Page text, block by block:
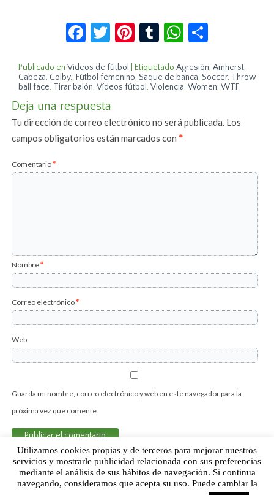
Facebook
Twitter
Pinterest
TumblrWhatsApp
Publicado en Vídeos de fútbol Etiquetado Agresión,Amherst,
Cabeza, Colby., Fútbol femenino, Saque de banca, Soccer, Throw
ball face, Tirar balón,Vídeos fútbol,Violencia,Women,WTF
Deja una respuesta
Tu dirección de correo electrónico no será publicada. Los
campos obligatorios están marcados con*
Comentario*
Nombre*
Correo electrónico*
Web
Guarda mi nombre, correo electrónico y web en este navegador para la
próxima vez que comente.
Sobre Humor Fútbol Club | Aviso legal |Contacto
Utilizamos cookies propias y de terceros para mejorar nuestros
servicios y mostrarle publicidad relacionada con sus preferencias
mediante el análisis de sus hábitos de navegación. Si continua
navegando, consideramos que acepta su uso. Puede cambiar la